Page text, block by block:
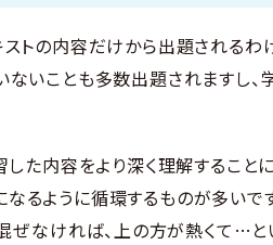
トの内容だけから出題されるわ
いことも多数出題されますし
した内容をより深く理解するこ
るように循環するものが多いで
混ぜなければ、上の方が熱くて…